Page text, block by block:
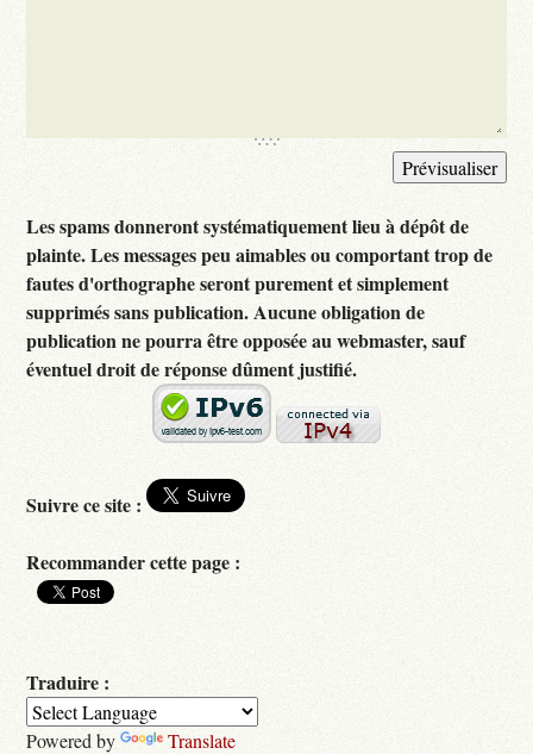
Les spams donneront systématiquement lieu à dépôt de
plainte. Les messages peu aimables ou comportant trop de
fautes d'orthographe seront purement et simplement
supprimés sans publication. Aucune obligation de
publication ne pourra être opposée au webmaster, sauf
éventuel droit de réponse dûment justifié.
Suivre ce site :
Recommander cette page :
Traduire :
Powered by Translate